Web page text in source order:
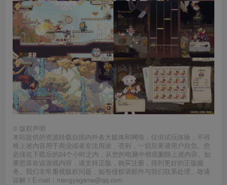
© 版权声明
本站提供的资源转载自国内外各大媒体和网络，仅供试玩体验；不得
将上述内容用于商业或者非法用途，否则，一切后果请用户自负。您
必须在下载后的24个小时之内，从您的电脑中彻底删除上述内容。如
果您喜欢该游戏内容，请支持正版，购买注册，得到更好的正版服
务。我们非常重视版权问题，如有侵权请邮件与我们联系处理。敬请
谅解！E-mail：mengyagame@qq.com